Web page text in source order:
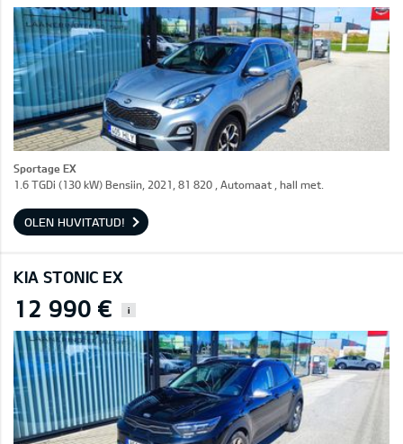
Sportage EX
1.6 TGDi (130 kW) Bensiin, 2021, 81 820 , Automaat , hall met.
OLEN HUVITATUD!
KIA STONIC EX
12 990 € i